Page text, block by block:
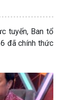
tuyến, Ban tổ
đã chính thức